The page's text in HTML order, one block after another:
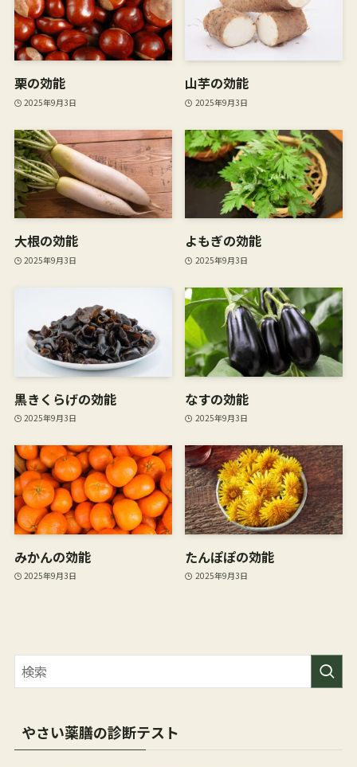
栗の効能
2025年9月3日
山芋の効能
2025年9月3日
大根の効能
2025年9月3日
よもぎの効能
2025年9月3日
黒きくらげの効能
2025年9月3日
なすの効能
2025年9月3日
みかんの効能
2025年9月3日
たんぽぽの効能
2025年9月3日
やさい薬膳の診断テスト